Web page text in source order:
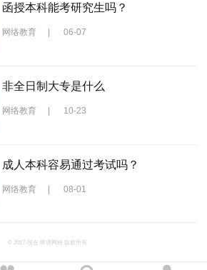
函授本科能考研究生吗？
网络教育 06-07
非全日制大专是什么
网络教育 | 10-23
成人本科容易通过考试吗？
网络教育 | 08-01
© 2017-现在 即遇网校 版权所有